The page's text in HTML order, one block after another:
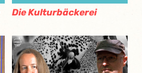
Die Kulturbäckerei